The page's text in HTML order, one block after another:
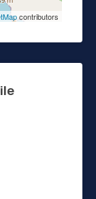
contributors